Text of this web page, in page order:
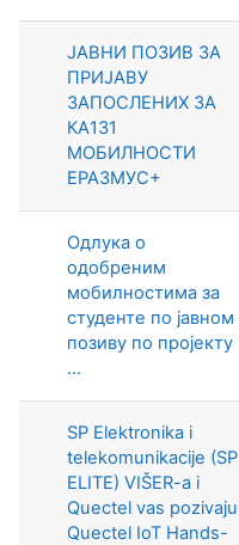
ЈАВНИ ПОЗИВ ЗА
ПРИЈАВУ
ЗАПОСЛЕНИХ ЗА
КА131
МОБИЛНОСТИ
ЕРАЗМУС+
Одлука о
одобреним
мобилностима за
студенте по јавном
позиву по пројекту
...
SP Elektronika i
telekomunikacije (SP
ELITE) VIŠER-a i
Quectel vas pozivaju
Quectel IoT Hands-